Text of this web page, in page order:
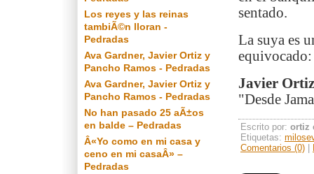
sentado.
La suya es
equivocado:
Javier
"Desde
Escrito por: ortiz
Etiquetas:
Comentarios (0)
Los reyes y las reinas
tambiÃ©n lloran -
Pedradas
Ava Gardner, Javier Ortiz y
Pancho Ramos - Pedradas
Ava Gardner, Javier Ortiz y
Pancho Ramos - Pedradas
No han pasado 25 aÃ±os
en balde – Pedradas
Â«Yo como en mi casa y
ceno en mi casaÂ» –
Pedradas